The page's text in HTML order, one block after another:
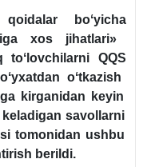
boʻyicha
хos jihatlari»
toʻlovchilarni QQS
oʻtkazish
kirganidan keyin
keladigan savollarni
tomonidan ushbu
berildi.